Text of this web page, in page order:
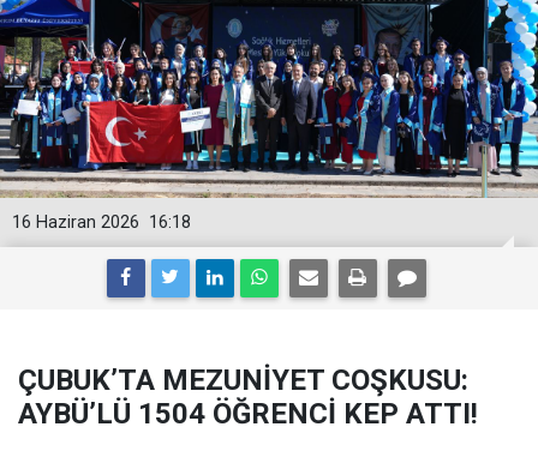
16:18
16 Haziran 2026
ÇUBUK’TA MEZUNİYET COŞKUSU:
AYBÜ’LÜ 1504 ÖĞRENCİ KEP ATTI!